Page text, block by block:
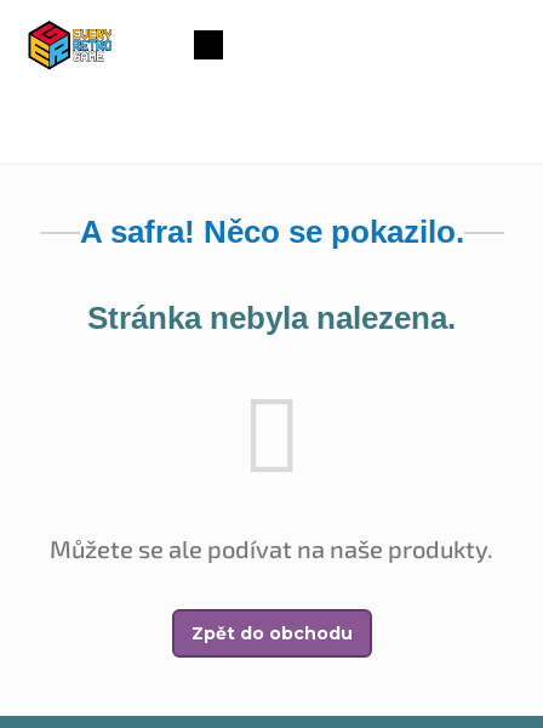
obsah
Nákupní
A safra! Něco se pokazilo.
Stránka nebyla nalezena.
Můžete se ale podívat na naše produkty.
Zpět do obchodu